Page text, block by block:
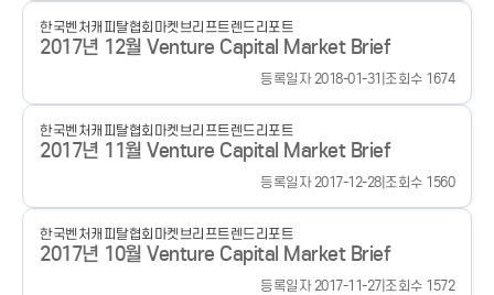
한국벤처캐피탈협회 마켓브리프트렌드리포트
2017년 12월 Venture Capital Market Brief
등록일자 2018-01-31 조회수 1674
한국벤처캐피탈협회 마켓브리프트렌드리포트
2017년 11월 Venture Capital Market Brief
등록일자 2017-12-28| 조회수 1560
한국벤처캐피탈협회 마켓브리프트렌드리포트
2017년 10월 Venture Capital Market Brief
등록일자 2017-11-27| 조회수 1572